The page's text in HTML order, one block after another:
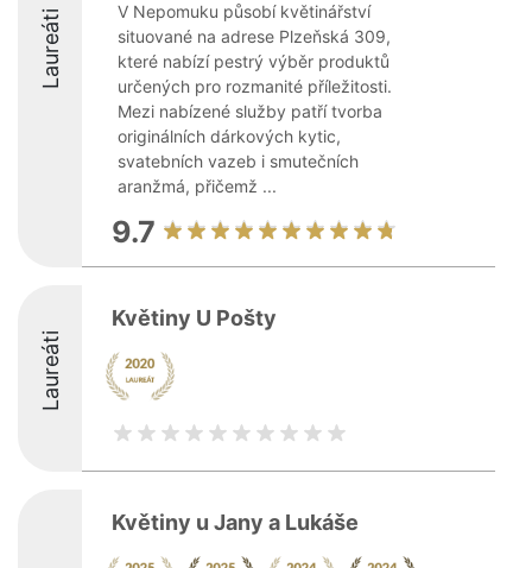
Laureáti
V Nepomuku působí květinářství
situované na adrese Plzeňská 309,
které nabízí pestrý výběr produktů
určených pro rozmanité příležitosti.
Mezi nabízené služby patří tvorba
originálních dárkových kytic,
svatebních vazeb i smutečních
aranžmá, přičemž ...
9.7
Laureáti
Květiny U Pošty
Květiny u Jany a Lukáše